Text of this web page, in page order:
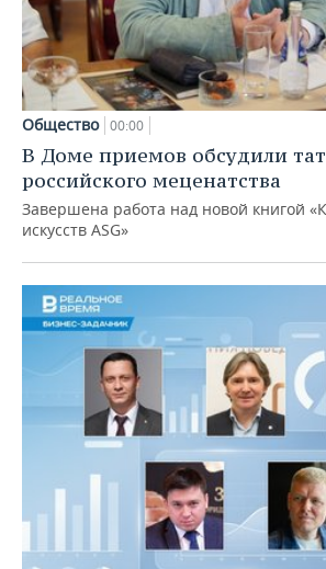
Общество 00:00
В Доме приемов обсудили
российского меценатства
Завершена работа над новой книгой
искусств ASG»